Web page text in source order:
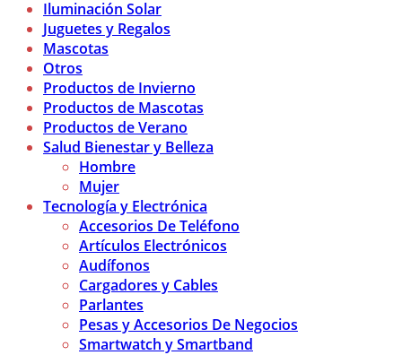
Iluminación Solar
Juguetes y Regalos
Mascotas
Otros
Productos de Invierno
Productos de Mascotas
Productos de Verano
Salud Bienestar y Belleza
Hombre
Mujer
Tecnología y Electrónica
Accesorios De Teléfono
Artículos Electrónicos
Audífonos
Cargadores y Cables
Parlantes
Pesas y Accesorios De Negocios
Smartwatch y Smartband